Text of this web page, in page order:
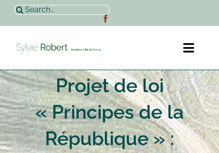
Passer
contenu
Rechercher:
Accueil
Sylvie Robert
Actualités
Projet de loi
« Principes de la
République » :